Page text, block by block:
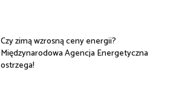
Czy zimą wzrosną ceny energii?
Międzynarodowa Agencja Energetyczna
ostrzega!